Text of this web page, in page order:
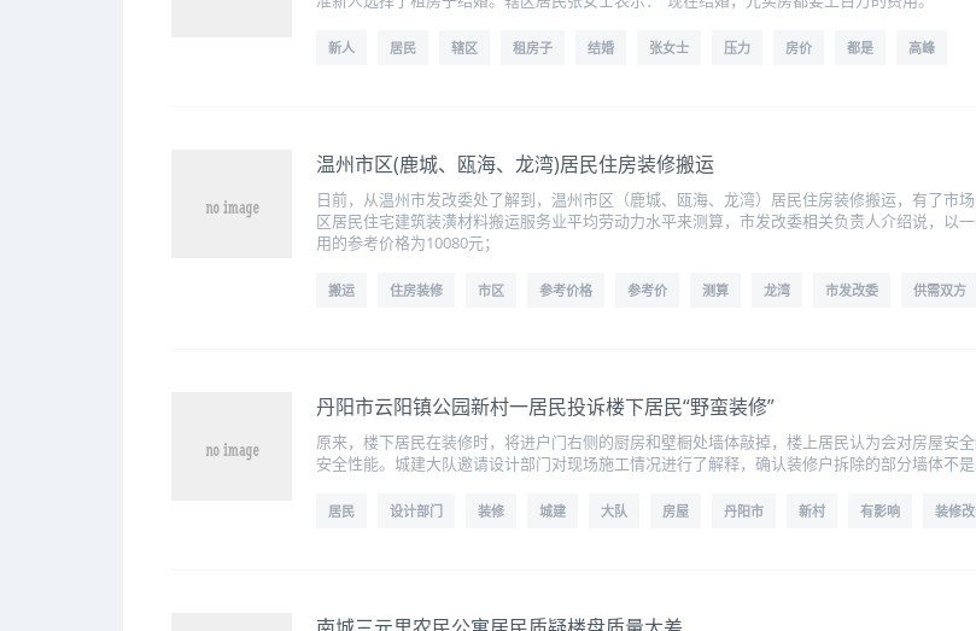
新人 居民 辖区 租房子 结婚 张女士 压力 房价 都是 高峰
温州市区(鹿城、瓯海、龙湾)居民住房装修搬运
日前，从温州市发改委处了解到，温州市区（鹿城、瓯海、龙湾）居民住房装修搬运，有了市
区居民住宅建筑装潢材料搬运服务业平均劳动力水平来测算，市发改委相关负责人介绍说，以
用的参考价格为10080元；
搬运 住房装修 市区 参考价格 参考价 测算 龙湾 市发改委 供需双方
丹阳市云阳镇公园新村一居民投诉楼下居民“野蛮装修”
原来，楼下居民在装修时，将进户门右侧的厨房和壁橱处墙体敲掉，楼上居民认为会对房屋安
安全性能。城建大队邀请设计部门对现场施工情况进行了解释，确认装修户拆除的部分墙体不
居民 设计部门 装修 城建 大队 房屋 丹阳市 新村 有影响 装修